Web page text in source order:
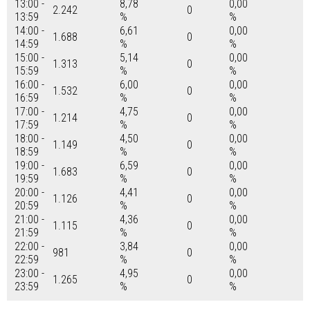
13:00 -
13:59
2.242
8,78
%
0
0,00
%
14:00 -
14:59
1.688
6,61
%
0
0,00
%
15:00 -
15:59
1.313
5,14
%
0
0,00
%
16:00 -
16:59
1.532
6,00
%
0
0,00
%
17:00 -
17:59
1.214
4,75
%
0
0,00
%
18:00 -
18:59
1.149
4,50
%
0
0,00
%
19:00 -
19:59
1.683
6,59
%
0
0,00
%
20:00 -
20:59
1.126
4,41
%
0
0,00
%
21:00 -
21:59
1.115
4,36
%
0
0,00
%
22:00 -
22:59
981
3,84
%
0
0,00
%
23:00 -
23:59
1.265
4,95
%
0
0,00
%